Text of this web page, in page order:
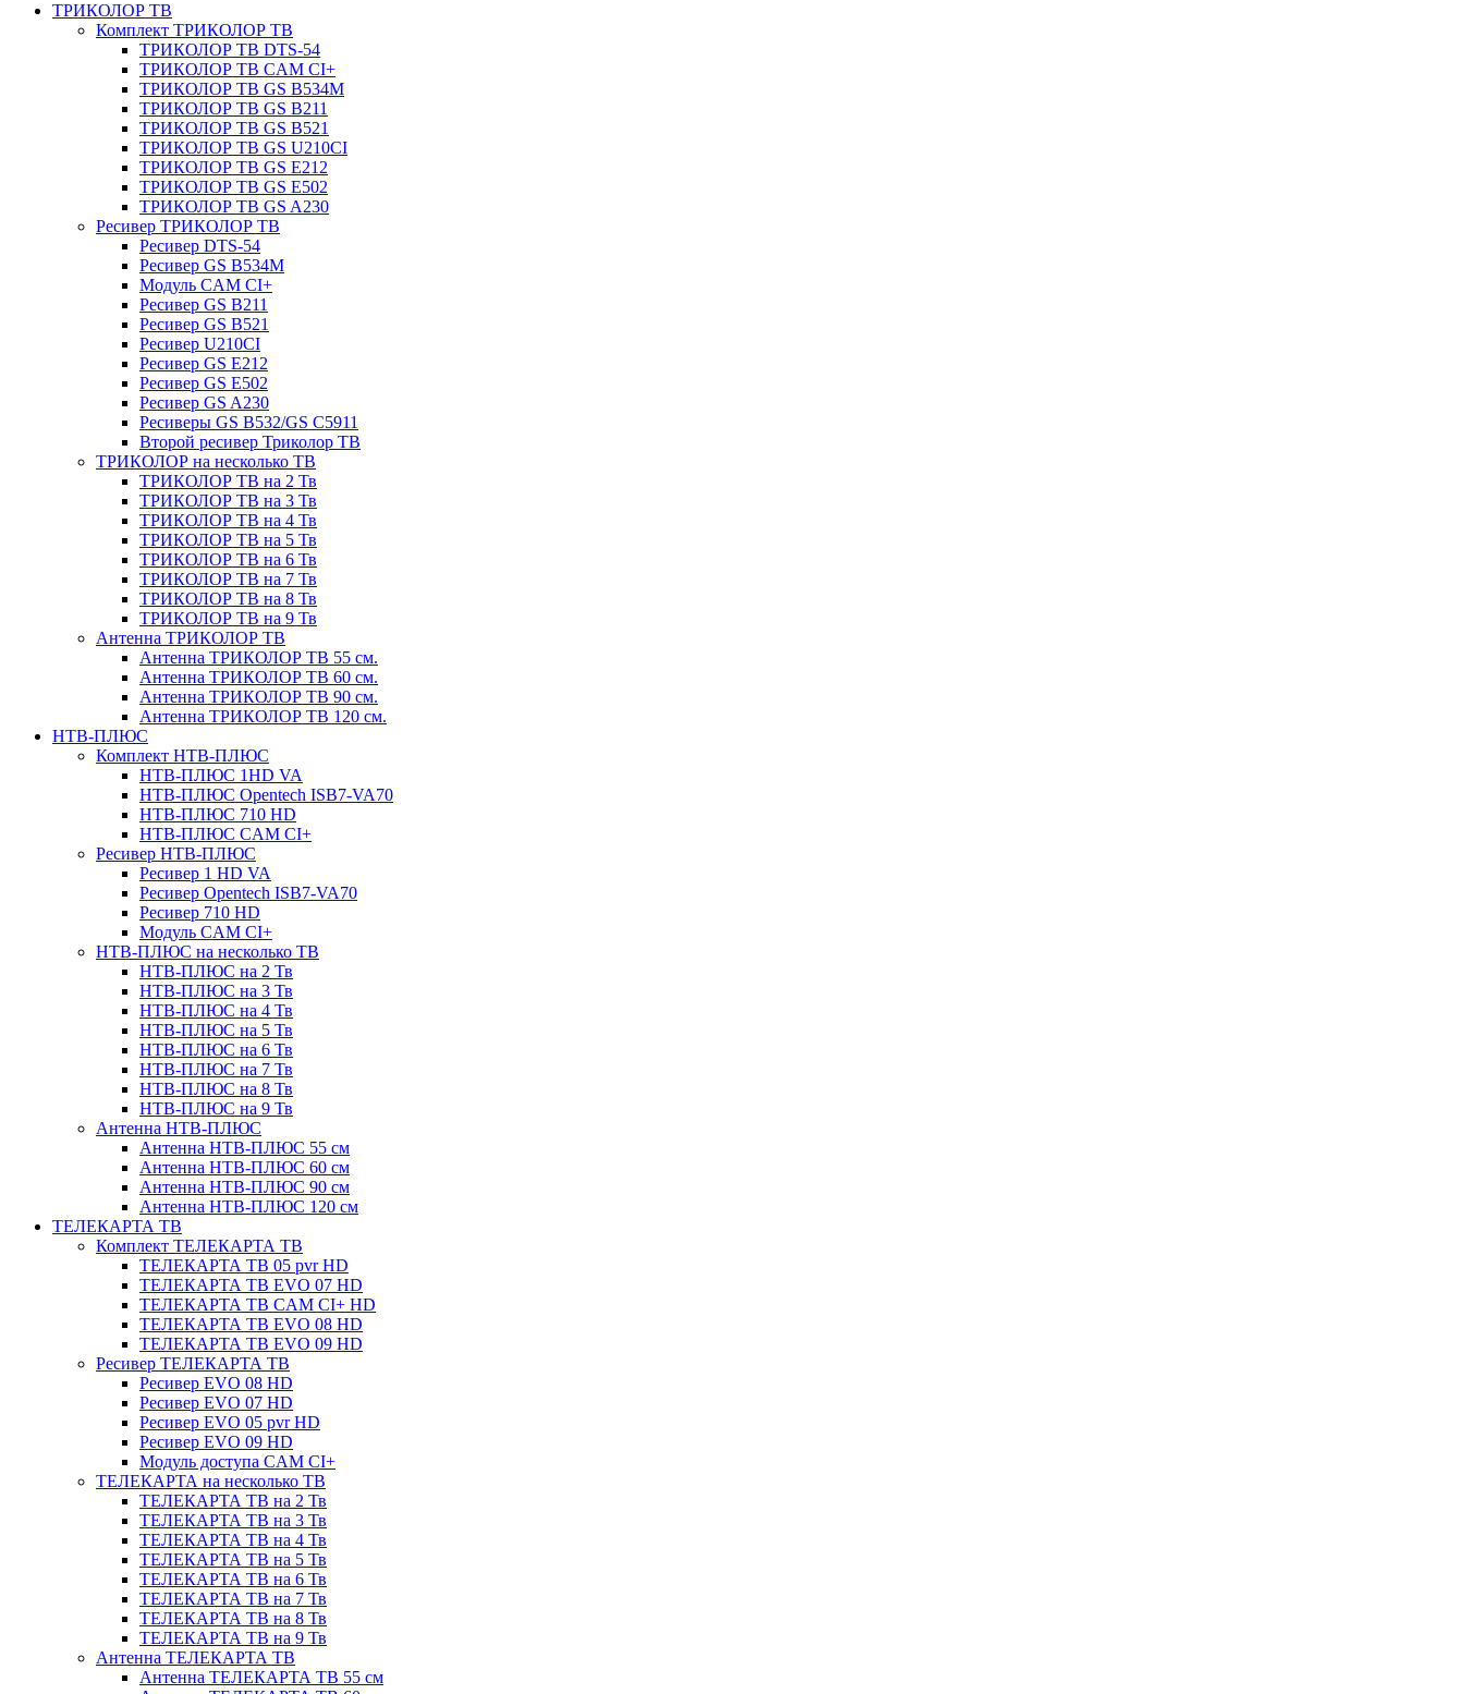
ТРИКОЛОР ТВ
Комплект ТРИКОЛОР ТВ
ТРИКОЛОР ТВ DTS-54
ТРИКОЛОР ТВ CAM CI+
ТРИКОЛОР ТВ GS B534M
ТРИКОЛОР ТВ GS B211
ТРИКОЛОР ТВ GS B521
ТРИКОЛОР ТВ GS U210CI
ТРИКОЛОР ТВ GS E212
ТРИКОЛОР ТВ GS E502
ТРИКОЛОР ТВ GS A230
Ресивер ТРИКОЛОР ТВ
Ресивер DTS-54
Ресивер GS B534M
Модуль CAM CI+
Ресивер GS B211
Ресивер GS B521
Ресивер U210CI
Ресивер GS E212
Ресивер GS E502
Ресивер GS A230
Ресиверы GS B532/GS C5911
Второй ресивер Триколор ТВ
ТРИКОЛОР на несколько ТВ
ТРИКОЛОР ТВ на 2 Тв
ТРИКОЛОР ТВ на 3 Тв
ТРИКОЛОР ТВ на 4 Тв
ТРИКОЛОР ТВ на 5 Тв
ТРИКОЛОР ТВ на 6 Тв
ТРИКОЛОР ТВ на 7 Тв
ТРИКОЛОР ТВ на 8 Тв
ТРИКОЛОР ТВ на 9 Тв
Антенна ТРИКОЛОР ТВ
Антенна ТРИКОЛОР ТВ 55 см.
Антенна ТРИКОЛОР ТВ 60 см.
Антенна ТРИКОЛОР ТВ 90 см.
Антенна ТРИКОЛОР ТВ 120 см.
НТВ-ПЛЮС
Комплект НТВ-ПЛЮС
НТВ-ПЛЮС 1HD VA
НТВ-ПЛЮС Opentech ISB7-VA70
НТВ-ПЛЮС 710 HD
НТВ-ПЛЮС CAM CI+
Ресивер НТВ-ПЛЮС
Ресивер 1 HD VA
Ресивер Opentech ISB7-VA70
Ресивер 710 HD
Модуль CAM CI+
НТВ-ПЛЮС на несколько ТВ
НТВ-ПЛЮС на 2 Тв
НТВ-ПЛЮС на 3 Тв
НТВ-ПЛЮС на 4 Тв
НТВ-ПЛЮС на 5 Тв
НТВ-ПЛЮС на 6 Тв
НТВ-ПЛЮС на 7 Тв
НТВ-ПЛЮС на 8 Тв
НТВ-ПЛЮС на 9 Тв
Антенна НТВ-ПЛЮС
Антенна НТВ-ПЛЮС 55 см
Антенна НТВ-ПЛЮС 60 см
Антенна НТВ-ПЛЮС 90 см
Антенна НТВ-ПЛЮС 120 см
ТЕЛЕКАРТА ТВ
Комплект ТЕЛЕКАРТА ТВ
ТЕЛЕКАРТА ТВ 05 pvr HD
ТЕЛЕКАРТА ТВ EVO 07 HD
ТЕЛЕКАРТА ТВ CAM CI+ HD
ТЕЛЕКАРТА ТВ EVO 08 HD
ТЕЛЕКАРТА ТВ EVO 09 HD
Ресивер ТЕЛЕКАРТА ТВ
Ресивер EVO 08 HD
Ресивер EVO 07 HD
Ресивер EVO 05 pvr HD
Ресивер EVO 09 HD
Модуль доступа CAM CI+
ТЕЛЕКАРТА на несколько ТВ
ТЕЛЕКАРТА ТВ на 2 Тв
ТЕЛЕКАРТА ТВ на 3 Тв
ТЕЛЕКАРТА ТВ на 4 Тв
ТЕЛЕКАРТА ТВ на 5 Тв
ТЕЛЕКАРТА ТВ на 6 Тв
ТЕЛЕКАРТА ТВ на 7 Тв
ТЕЛЕКАРТА ТВ на 8 Тв
ТЕЛЕКАРТА ТВ на 9 Тв
Антенна ТЕЛЕКАРТА ТВ
Антенна ТЕЛЕКАРТА ТВ 55 см